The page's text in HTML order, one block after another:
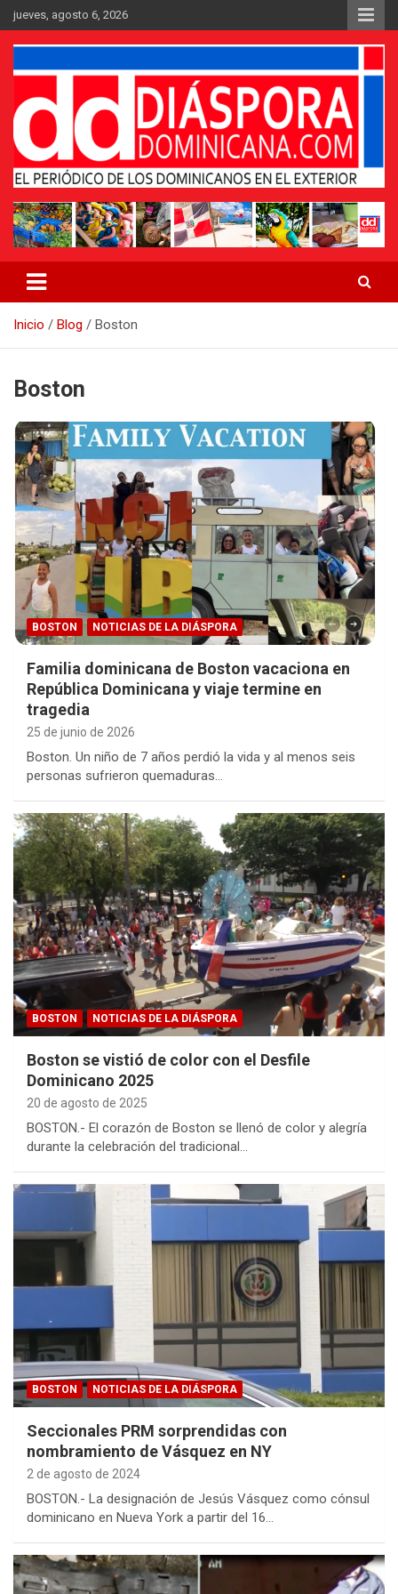
Saltar
al
contenido
jueves, agosto 6, 2026
Periódico Diáspora Dominicana
Inicio Blog Boston
Boston
BOSTON NOTICIAS DE LA DIÁSPORA
Familia dominicana de Boston vacaciona en
República Dominicana y viaje termine en
tragedia
25 de junio de 2026
Boston. Un niño de 7 años perdió la vida y al menos seis
personas sufrieron quemaduras…
BOSTON NOTICIAS DE LA DIÁSPORA
Boston se vistió de color con el Desfile
Dominicano 2025
20 de agosto de 2025
BOSTON.- El corazón de Boston se llenó de color y alegría
durante la celebración del tradicional…
BOSTON NOTICIAS DE LA DIÁSPORA
Seccionales PRM sorprendidas con
nombramiento de Vásquez en NY
2 de agosto de 2024
BOSTON.- La designación de Jesús Vásquez como cónsul
dominicano en Nueva York a partir del 16…